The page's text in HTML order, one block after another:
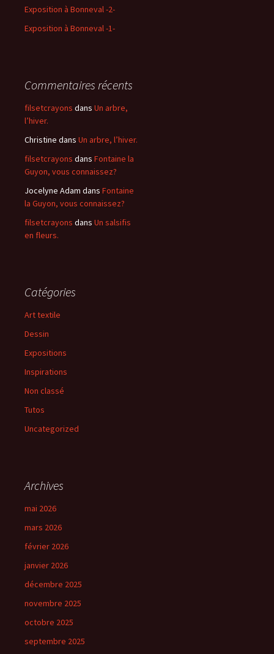
Exposition à Bonneval -2-
Exposition à Bonneval -1-
Commentaires récents
filsetcrayons dans Un arbre,
l’hiver.
Christine dans Un arbre, l’hiver.
filsetcrayons dans Fontaine la
Guyon, vous connaissez?
Jocelyne Adam dans Fontaine
la Guyon, vous connaissez?
filsetcrayons dans Un salsifis
en fleurs.
Catégories
Art textile
Dessin
Expositions
Inspirations
Non classé
Tutos
Uncategorized
Archives
mai 2026
mars 2026
février 2026
janvier 2026
décembre 2025
novembre 2025
octobre 2025
septembre 2025